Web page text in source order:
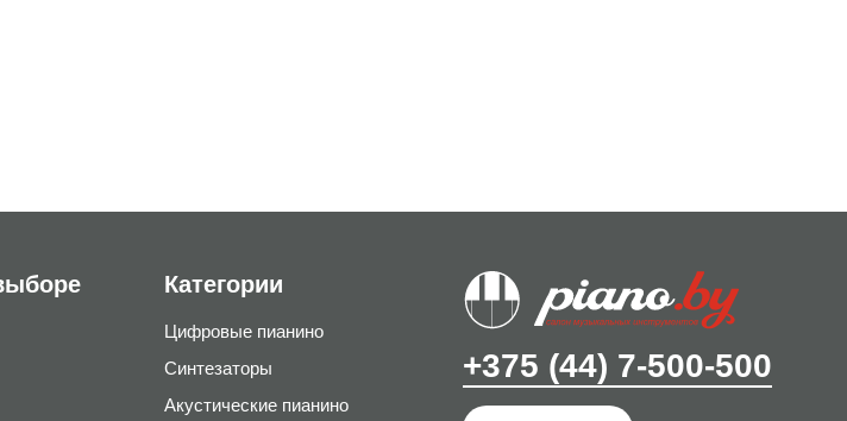
Категории
Цифровые пианино
Синтезаторы
Акустические пианино
+375 (44) 7-500-500